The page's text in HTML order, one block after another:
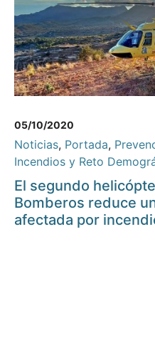
05/10/2020
Noticias, Portada,
Incendios y Reto
El segundo
Bomberos reduce
afectada por